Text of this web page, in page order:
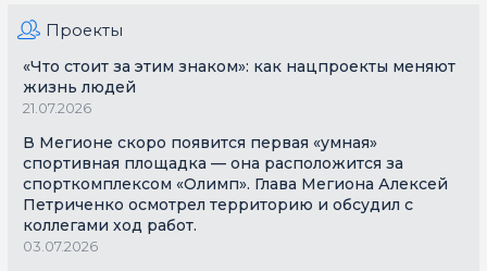
Проекты
«Что стоит за этим знаком»: как нацпроекты меняют
жизнь людей
21.07.2026
В Мегионе скоро появится первая «умная»
спортивная площадка — она расположится за
спорткомплексом «Олимп». Глава Мегиона Алексей
Петриченко осмотрел территорию и обсудил с
коллегами ход работ.
03.07.2026